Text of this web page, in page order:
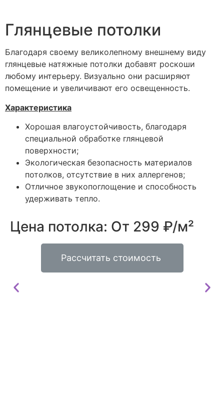
Глянцевые потолки
Благодаря своему великолепному внешнему виду
глянцевые натяжные потолки добавят роскоши
любому интерьеру. Визуально они расширяют
помещение и увеличивают его освещенность.
Характеристика
Хорошая влагоустойчивость, благодаря
специальной обработке глянцевой
поверхности;
Экологическая безопасность материалов
потолков, отсутствие в них аллергенов;
Отличное звукопоглощение и способность
удерживать тепло.
Цена потолка: От 299 ₽/м²
Рассчитать стоимость